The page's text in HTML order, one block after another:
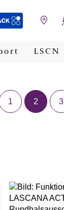
LSCN
1 2 3